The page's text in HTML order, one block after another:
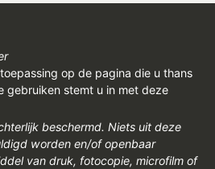
op de pagina die u thans
gebruiken stemt u in met deze
beschermd. Niets uit deze
worden en/of openbaar
van druk, fotocopie, microfilm of